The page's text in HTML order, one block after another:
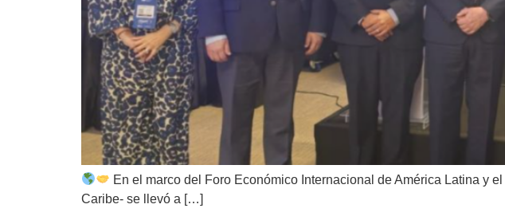
En el marco del Foro Económico Internacional de América Latina y
Caribe- se llevó a […]